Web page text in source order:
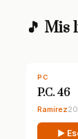
🎵 Mis
PC
P.C. 46
Ramírez
▶